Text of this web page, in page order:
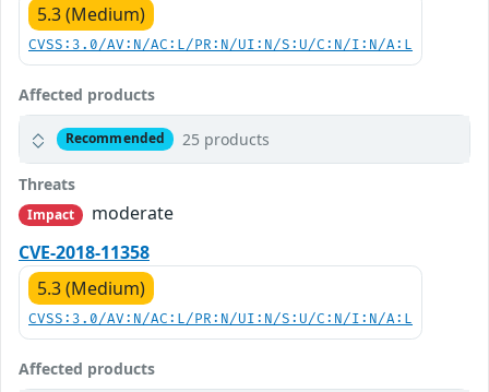
5.3 (Medium)
CVSS:3.0/AV:N/AC:L/PR:N/UI:N/S:U/C:N/I:N/A:L
Affected products
Recommended 25 products
Threats
Impact
moderate
CVE-2018-11358
5.3 (Medium)
CVSS:3.0/AV:N/AC:L/PR:N/UI:N/S:U/C:N/I:N/A:L
Affected products